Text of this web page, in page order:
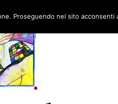
Proseguendo nel sito acconsenti